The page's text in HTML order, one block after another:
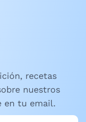
recetas
nuestros
en tu email.